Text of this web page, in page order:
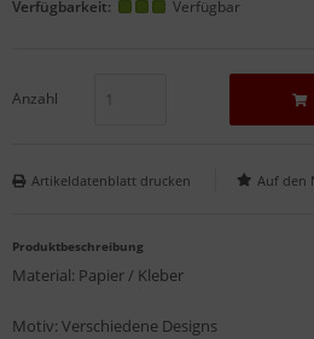
Verfügbarkeit: Verfügbar
Anzahl
Artikeldatenblatt drucken
Produktbeschreibung
Material: Papier / Kleber
Motiv: Verschiedene Designs